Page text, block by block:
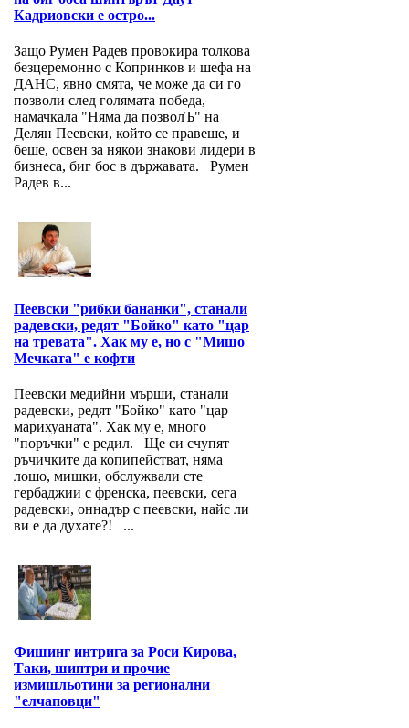
Кадриовски е остро...
Защо Румен Радев провокира толкова
безцеремонно с Копринков и шефа на
ДАНС, явно смята, че може да си го
позволи след голямата победа,
намачкала "Няма да позволЪ" на
Делян Пеевски, който се правеше, и
беше, освен за някои знакови лидери в
бизнеса, биг бос в държавата. Румен
Радев в...
Пеевски "рибки бананки", станали
радевски, редят "Бойко" като "цар
на тревата". Хак му е, но с "Мишо
Мечката" е кофти
Пеевски медийни мърши, станали
радевски, редят "Бойко" като "цар
марихуаната". Хак му е, много
"поръчки" е редил. Ще си счупят
ръчичките да копипействат, няма
лошо, мишки, обслужвали сте
гербаджии с френска, пеевски, сега
радевски, оннадър с пеевски, найс ли
ви е да духате?! ...
Фишинг интрига за Роси Кирова,
Таки, шиптри и прочие
измишльотини за регионални
"елчаповци"